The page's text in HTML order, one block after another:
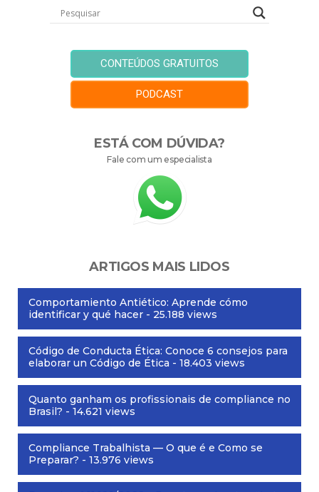
CONTEÚDOS GRATUITOS
PODCAST
ESTÁ COM DÚVIDA?
Fale com um especialista
ARTIGOS MAIS LIDOS
Comportamiento Antiético: Aprende cómo
identificar y qué hacer - 25.188 views
Código de Conducta Ética: Conoce 6 consejos para
elaborar un Código de Ética - 18.403 views
Quanto ganham os profissionais de compliance no
Brasil? - 14.621 views
Compliance Trabalhista — O que é e Como se
Preparar? - 13.976 views